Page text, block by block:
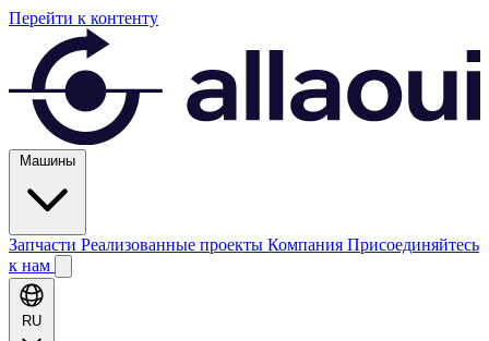
Перейти к контенту
Машины
Запчасти Реализованные проекты Компания Присоединяйтесь
к нам
RU